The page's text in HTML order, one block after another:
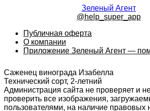
Зеленый Агент
@help_super_app
Публичная оферта
О компании
Приложение Зеленый Агент —
Саженец винограда Изабелла
Технический сорт, 2-летний
Администрация сайта не проверяет и
проверить все изображения,
пользователями, на наличие правовых